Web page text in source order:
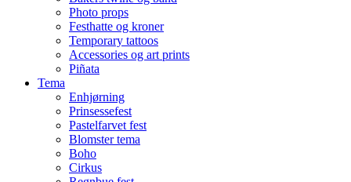
Photo props
Festhatte og kroner
Temporary tattoos
Accessories og art prints
Piñata
Tema
Enhjørning
Prinsessefest
Pastelfarvet fest
Blomster tema
Boho
Cirkus